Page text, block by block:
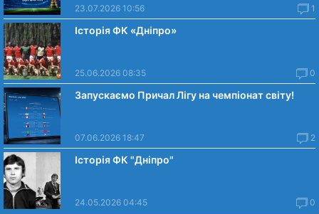
23.07.2026 10:56 1
Історія ФК «Дніпро»
25.06.2026 08:35 0
Запускаємо Причал Лігу на чемпіонат світу!
07.06.2026 18:47 2
Історія ФК "Дніпро"
24.05.2026 04:45 0